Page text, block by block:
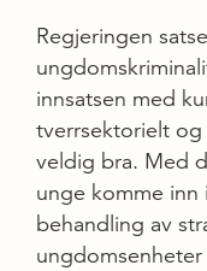
Regjeringen
innsatsen med
tverrsektorielt
veldig bra. Med
unge komme
behandling av